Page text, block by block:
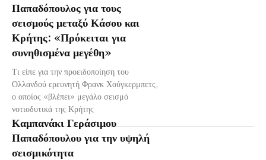
Παπαδόπουλος για τους
σεισμούς μεταξύ Κάσου και
Κρήτης: «Πρόκειται για
συνηθισμένα μεγέθη»
Τι είπε για την προειδοποίηση του
Ολλανδού ερευνητή Φρανκ Χούγκερμπετς,
ο οποίος «βλέπει» μεγάλο σεισμό
νοτιοδυτικά της Κρήτης
Καμπανάκι Γεράσιμου
Παπαδόπουλου για την υψηλή
σεισμικότητα